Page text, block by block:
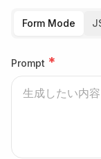
Form Mode
Prompt *